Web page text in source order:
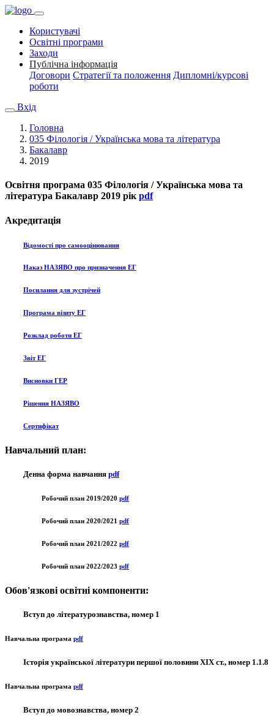
Користувачі
Освітні програми
Заходи
Публічна інформація
Договори Стратегії та положення Дипломні/курсові
роботи
Вхід
Головна
035 Філологія / Українська мова та література
Бакалавр
2019
Освітня програма 035 Філологія / Українська мова та
література Бакалавр 2019 рік pdf
Акредитація
Відомості про самооцінювання
Наказ НАЗЯВО про призначення ЕГ
Посилання для зустрічей
Програма візиту ЕГ
Розклад роботи ЕГ
Звіт ЕГ
Висновки ГЕР
Рішення НАЗЯВО
Сертифікат
Навчальний план:
Денна форма навчання pdf
Робочий план 2019/2020 pdf
Робочий план 2020/2021 pdf
Робочий план 2021/2022 pdf
Робочий план 2022/2023 pdf
Обов'язкові освітні компоненти:
Вступ до літературознавства, номер 1
Навчальна програма pdf
Історія української літератури першої половини ХІХ ст., номер 1.1.8
Навчальна програма pdf
Вступ до мовознавства, номер 2